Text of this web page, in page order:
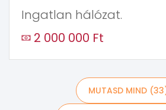
Ingatlan hálózat.
2 000 000 Ft
MUTASD MIND